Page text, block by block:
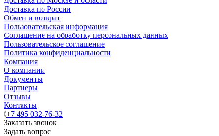
Доставка по России
Обмен и возврат
Пользовательская информация
Соглашение на обработку персональных данных
Пользовательское соглашение
Политика конфиденциальности
Компания
О компании
Документы
Партнеры
Отзывы
Контакты
+7 495 032-76-32
Заказать звонок
Задать вопрос